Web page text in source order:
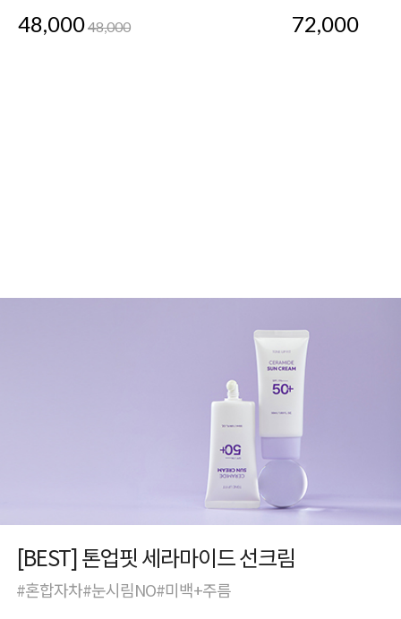
48,00048,000 72,000
[BEST] 톤업핏 세라마이드 선크림
#혼합자차#눈시림NO#미백+주름